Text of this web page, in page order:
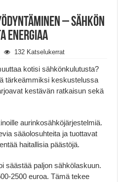
– Sähkön
energiaa
132 Katselukerrat
kotisi sähkönkulutusta?
tärkeämmiksi keskustelussa
kestävän ratkaisun sekä
aurinkosähköjärjestelmiä.
sääolosuhteita ja tuottavat
haitallisia päästöjä.
säästää paljon sähkölaskuun.
2500 euroa. Tämä tekee